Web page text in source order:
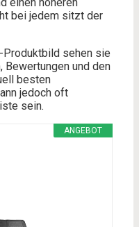
bei jedem sitzt der
sehen sie
und den
besten
jedoch oft
sein.
ANGEBOT